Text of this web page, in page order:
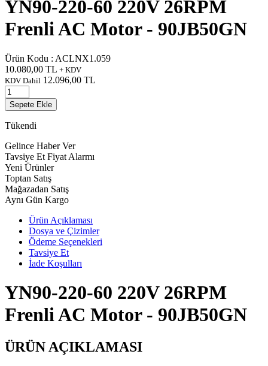
YN90-220-60 220V 26RPM
Frenli AC Motor - 90JB50GN
Ürün Kodu : ACLNX1.059
10.080,00 TL + KDV
KDV Dahil 12.096,00 TL
Sepete Ekle
Tükendi
Gelince Haber Ver
Tavsiye Et Fiyat Alarmı
Yeni Ürünler
Toptan Satış
Mağazadan Satış
Aynı Gün Kargo
Ürün Açıklaması
Dosya ve Çizimler
Ödeme Seçenekleri
Tavsiye Et
İade Koşulları
YN90-220-60 220V 26RPM
Frenli AC Motor - 90JB50GN
ÜRÜN AÇIKLAMASI